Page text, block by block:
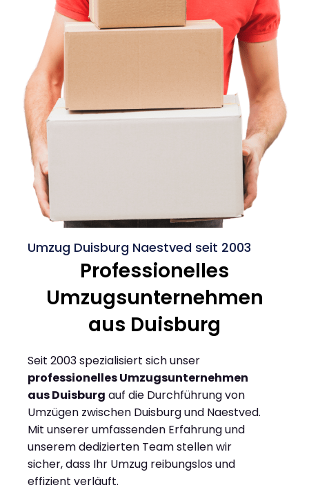
Umzug Duisburg Naestved seit 2003
Professionelles
Umzugsunternehmen
aus Duisburg
Seit 2003 spezialisiert sich unser
professionelles Umzugsunternehmen
aus Duisburg auf die Durchführung von
Umzügen zwischen Duisburg und Naestved.
Mit unserer umfassenden Erfahrung und
unserem dedizierten Team stellen wir
sicher, dass Ihr Umzug reibungslos und
effizient verläuft.